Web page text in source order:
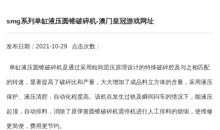
smg系列单缸液压圆锥破碎机-澳门皇冠游戏网址
发布日期：2021-10-29 点击次数：
单缸液压圆锥破碎机是通过采用粒间层压原理设计的特殊破碎腔及与之相匹配
的转速，显著提高了破碎比和产量，大大增加了成品料立方体的含量，采用液压
保护、液压清腔，自动化程度高。该机在发生过铁及瞬间闷车的情况下，能液压
起顶，自动排料，消除了原弹簧圆锥破碎机需停机进行人工排料的烦恼，使维修
更简便，费用更节约。